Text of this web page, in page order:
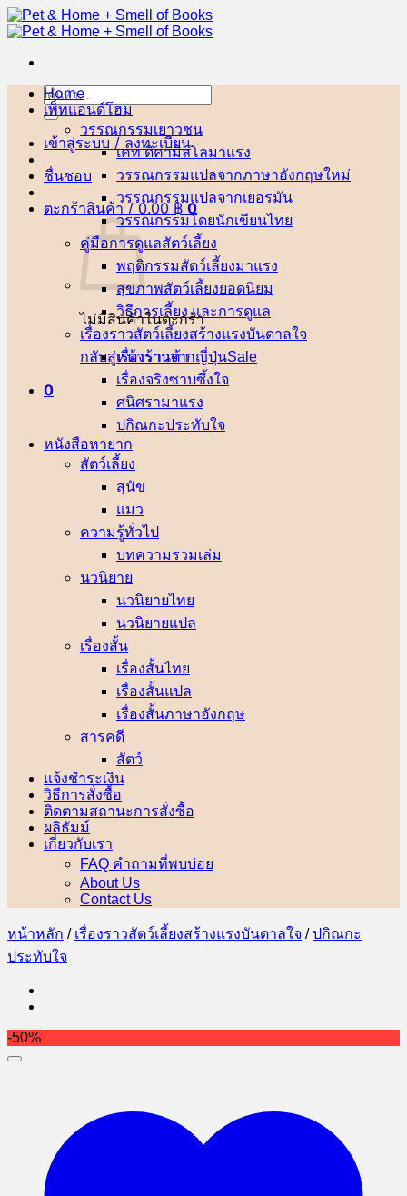
ข้าม
ไป
เนื้อหา
ค้นหา:
เข้าสู่ระบบ / ลงทะเบียน
ชื่นชอบ
ตะกร้าสินค้า /0.00฿ 0
ไม่มีสินค้าในตะกร้า
กลับสู่หน้าร้านค้า
0
Home
เพ็ทแอนด์โฮม
วรรณกรรมเยาวชน
เคท ดิคามิลโล
วรรณกรรมแปลจากภาษาอังกฤษ
วรรณกรรมแปลจากเยอรมัน
วรรณกรรมโดยนักเขียนไทย
คู่มือการดูแลสัตว์เลี้ยง
พฤติกรรมสัตว์เลี้ยง
สุขภาพสัตว์เลี้ยง
วิธีการเลี้ยง และการดูแล
เรื่องราวสัตว์เลี้ยงสร้างแรงบันดาลใจ
เรื่องราวจากญี่ปุ่น
เรื่องจริงซาบซึ้งใจ
ศนิศรา
ปกิณกะประทับใจ
หนังสือหายาก
สัตว์เลี้ยง
สุนัข
แมว
ความรู้ทั่วไป
บทความรวมเล่ม
นวนิยาย
นวนิยายไทย
นวนิยายแปล
เรื่องสั้น
เรื่องสั้นไทย
เรื่องสั้นแปล
เรื่องสั้นภาษาอังกฤษ
สารคดี
สัตว์
แจ้งชำระเงิน
วิธีการสั่งซื้อ
ติดตามสถานะการสั่งซื้อ
ผลิธัมม์
เกี่ยวกับเรา
FAQ คำถามที่พบบ่อย
About Us
Contact Us
หน้าหลัก / เรื่องราวสัตว์เลี้ยงสร้างแรงบันดาลใจ / ปกิณกะ
ประทับใจ
-50%